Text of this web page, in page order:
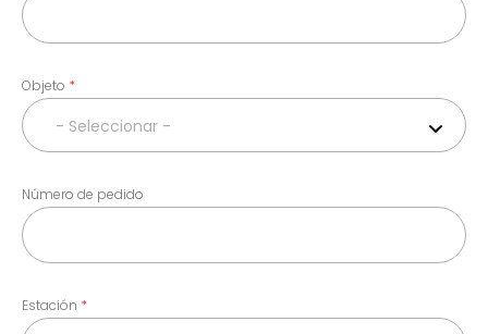
Objeto
- Seleccionar -
Número de pedido
Estación